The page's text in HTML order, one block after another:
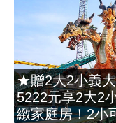
★贈2大2小義
5222元享2大2
緻家庭房！2小